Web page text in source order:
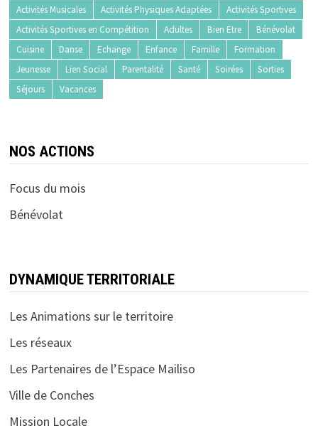
Activités Musicales
Activités Physiques Adaptées
Activités Sportives
Activités Sportives en Compétition
Adultes Bien Etre
Bénévolat
Cuisine
Danse Echange Enfance Famille
Formation
Jeunesse
Lien Social Parentalité Santé Soirées
Sorties
Séjours
Vacances
NOS ACTIONS
Focus du mois
Bénévolat
DYNAMIQUE TERRITORIALE
Les Animations sur le territoire
Les réseaux
Les Partenaires de l’Espace Mailiso
Ville de Conches
Mission Locale